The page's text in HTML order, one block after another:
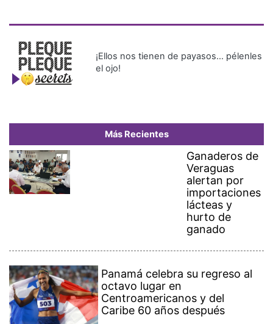
¡Ellos nos tienen de payasos… pélenles
el ojo!
Más Recientes
Ganaderos de
Veraguas
alertan por
importaciones
lácteas y
hurto de
ganado
Panamá celebra su regreso al
octavo lugar en
Centroamericanos y del
Caribe 60 años después